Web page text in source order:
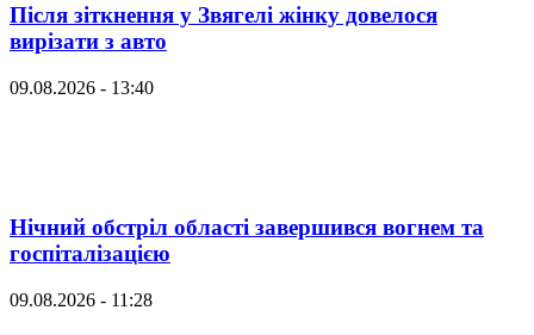
Після зіткнення у Звягелі жінку довелося
вирізати з авто
09.08.2026 - 13:40
Нічний обстріл області завершився вогнем та
госпіталізацією
09.08.2026 - 11:28